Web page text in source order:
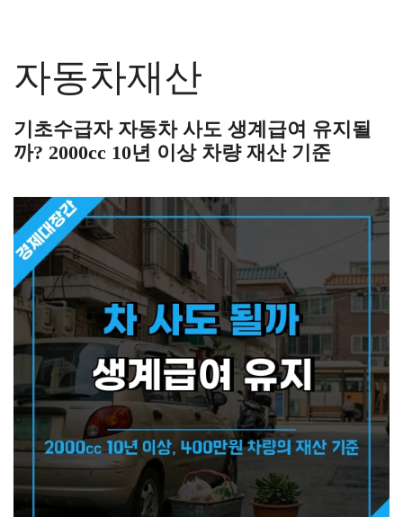
자동차재산
기초수급자 자동차 사도 생계급여 유지될
까? 2000cc 10년 이상 차량 재산 기준